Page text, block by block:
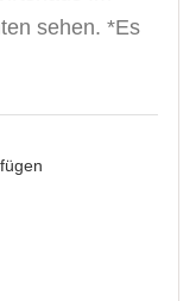
sehen. *Es